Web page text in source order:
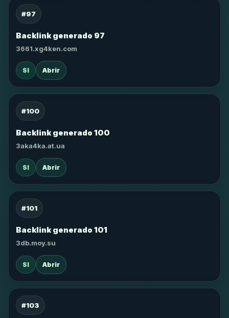
#97
Backlink generado 97
3661.xg4ken.com
SI Abrir
#100
Backlink generado 100
3aka4ka.at.ua
SI Abrir
#101
Backlink generado 101
3db.moy.su
SI Abrir
#103